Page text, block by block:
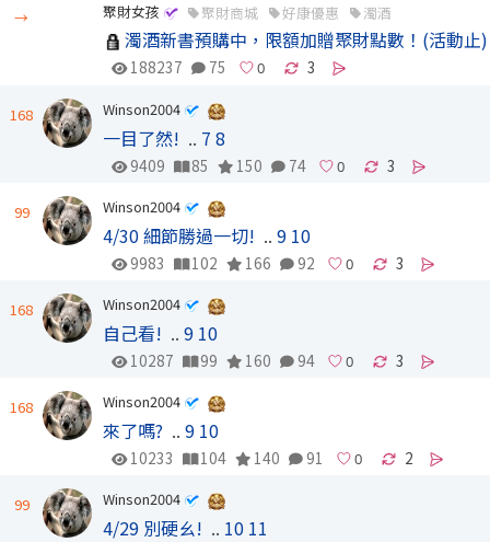
→ 聚財女孩 聚財商城 好康優惠 濁酒
濁酒新書預購中，限額加贈聚財點數！(活動止)
188237 75 3
168 Winson2004
一目了然! .. 7 8
9409 85 150 74 3
99 Winson2004
4/30 細節勝過一切! ..9 10
9983 102 166 92 3
168 Winson2004
自己看! ..9 10
10287 99 160 94 3
168 Winson2004
來了嗎? ..9 10
10233 104 140 91 2
99 Winson2004
4/29 別硬ㄠ! .. 10 11